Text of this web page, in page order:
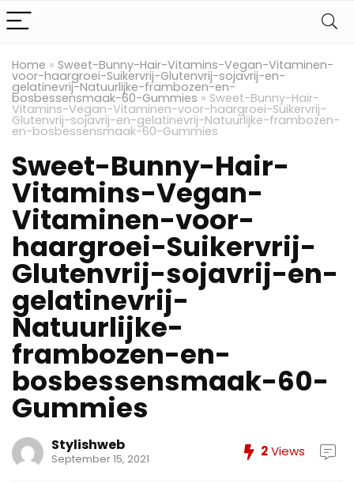
Home » Sweet-Bunny-Hair-Vitamins-Vegan-Vitaminen-
voor-haargroei-Suikervrij-Glutenvrij-sojavrij-en-
gelatinevrij-Natuurlijke-frambozen-en-
bosbessensmaak-60-Gummies » Sweet-Bunny-Hair-
Vitamins-Vegan-Vitaminen-voor-haargroei-Suikervrij-
Glutenvrij-sojavrij-en-gelatinevrij-Natuurlijke-frambozen-
en-bosbessensmaak-60-Gummies
Sweet-Bunny-Hair-
Vitamins-Vegan-
Vitaminen-voor-
haargroei-Suikervrij-
Glutenvrij-sojavrij-en-
gelatinevrij-
Natuurlijke-
frambozen-en-
bosbessensmaak-60-
Gummies
Stylishweb
September 15, 2021 2Views